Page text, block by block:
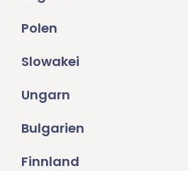
Polen
Slowakei
Ungarn
Bulgarien
Finnland